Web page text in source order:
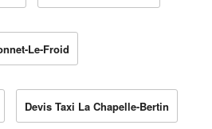
Le-Froid
Devis Taxi La Chapelle-Bertin